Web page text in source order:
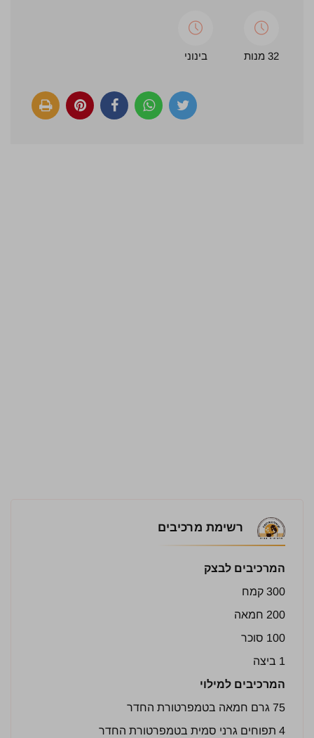
32 מנות בינוני
רשימת מרכיבים
המרכיבים לבצק
300 קמח
200 חמאה
100 סוכר
1 ביצה
המרכיבים למילוי
75 גרם חמאה בטמפרטורת החדר
4 תפוחים גרני סמית בטמפרטורת החדר